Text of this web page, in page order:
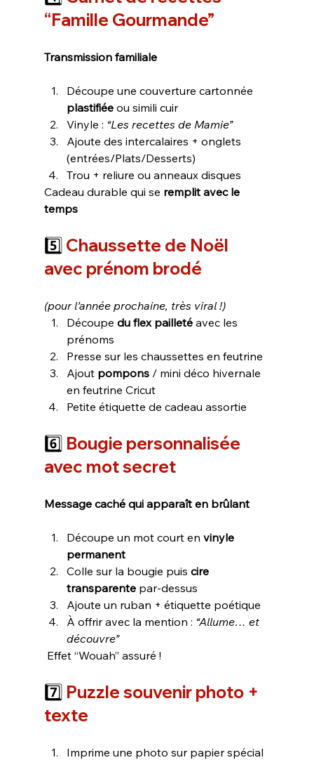
“Famille Gourmande”
Transmission familiale
Découpe une couverture cartonnée
plastifiée ou simili cuir
Vinyle : “Les recettes de Mamie”
Ajoute des intercalaires + onglets
(entrées/Plats/Desserts)
Trou + reliure ou anneaux disques
Cadeau durable qui se remplit avec le
temps
5️⃣ Chaussette de Noël
avec prénom brodé
(pour l’année prochaine, très viral !)
Découpe du flex pailleté avec les
prénoms
Presse sur les chaussettes en feutrine
Ajout pompons / mini déco hivernale
en feutrine Cricut
Petite étiquette de cadeau assortie
6️⃣ Bougie personnalisée
avec mot secret
Message caché qui apparaît en brûlant
Découpe un mot court en vinyle
permanent
Colle sur la bougie puis cire
transparente par-dessus
Ajoute un ruban + étiquette poétique
À offrir avec la mention : “Allume… et
découvre”
Effet “Wouah” assuré !
7️⃣ Puzzle souvenir photo +
texte
Imprime une photo sur papier spécial